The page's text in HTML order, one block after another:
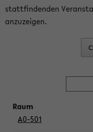
stattfindenden
anzuzeigen.
A0-501